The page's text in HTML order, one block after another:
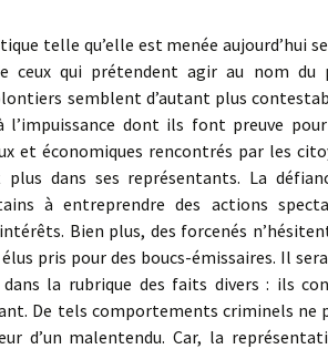
telle qu’elle est menée aujourd’hui
ceux qui prétendent agir au nom du
semblent d’autant plus
dont ils font preuve
et économiques rencontrés par les
dans ses représentants. La
à entreprendre des actions
Bien plus, des forcenés
pris pour des boucs-émissaires. Il
la rubrique des faits divers : ils
De tels comportements criminels ne
d’un malentendu. Car, la